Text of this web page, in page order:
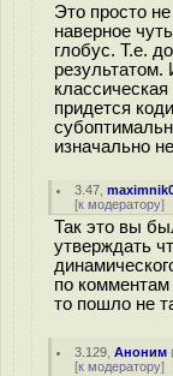
Это просто
наверное
глобус. Т.е.
придется
изначально
3.47 ,
[к модератору]
Так это вы
утверждать
по
то пошло не
3.129 ,Аноним
[к модератору]